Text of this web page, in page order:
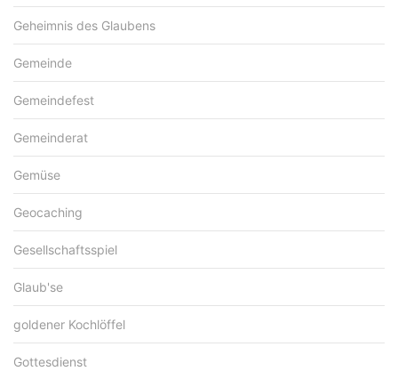
Geheimnis des Glaubens
Gemeinde
Gemeindefest
Gemeinderat
Gemüse
Geocaching
Gesellschaftsspiel
Glaub'se
goldener Kochlöffel
Gottesdienst